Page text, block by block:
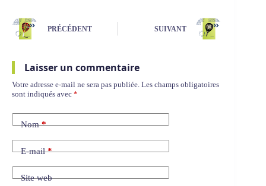
PRÉCÉDENT SUIVANT
Laisser un commentaire
Votre adresse e-mail ne sera pas publiée. Les champs obligatoires
sont indiqués avec *
Nom*
E-mail*
Site web